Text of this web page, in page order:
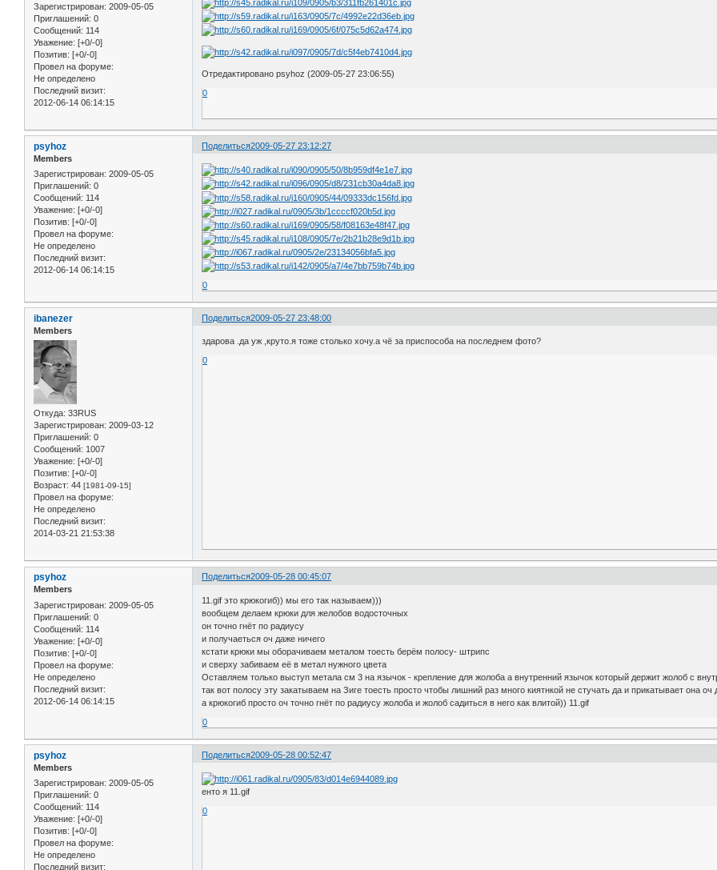
Зарегистрирован: 2009-05-05
Приглашений: 0
Сообщений: 114
Уважение: [+0/-0]
Позитив: [+0/-0]
Провел на форуме:
Не определено
Последний визит:
2012-06-14 06:14:15
Отредактировано psyhoz (2009-05-27 23:06:55)
0
Поделиться2009-05-27 23:12:27
psyhoz
Members
Зарегистрирован: 2009-05-05
Приглашений: 0
Сообщений: 114
Уважение: [+0/-0]
Позитив: [+0/-0]
Провел на форуме:
Не определено
Последний визит:
2012-06-14 06:14:15
0
Поделиться2009-05-27 23:48:00
ibanezer
Members
Откуда: 33RUS
Зарегистрирован: 2009-03-12
Приглашений: 0
Сообщений: 1007
Уважение: [+0/-0]
Позитив: [+0/-0]
Возраст: 44 [1981-09-15]
Провел на форуме:
Не определено
Последний визит:
2014-03-21 21:53:38
здарова .да уж ,круто.я тоже столько хочу.а чё за приспособа на последнем фото?
0
Поделиться2009-05-28 00:45:07
psyhoz
Members
Зарегистрирован: 2009-05-05
Приглашений: 0
Сообщений: 114
Уважение: [+0/-0]
Позитив: [+0/-0]
Провел на форуме:
Не определено
Последний визит:
2012-06-14 06:14:15
11.gif это крюкогиб)) мы его так называем)))
вообщем делаем крюки для желобов водосточных
он точно гнёт по радиусу
и получаеться оч даже ничего
кстати крюки мы оборачиваем металом тоесть берём полосу- штрипс
и сверху забиваем её в метал нужного цвета
Оставляем только выступ метала см 3 на язычок - крепление для жолоба а внутренний язычок который держит жолоб с
так вот полосу эту закатываем на Зиге тоесть просто чтобы лишний раз много киятнкой не стучать да и прикатывает она оч
а крюкогиб просто оч точно гнёт по радиусу жолоба и жолоб садиться в него как влитой)) 11.gif
0
Поделиться2009-05-28 00:52:47
psyhoz
Members
Зарегистрирован: 2009-05-05
Приглашений: 0
Сообщений: 114
Уважение: [+0/-0]
Позитив: [+0/-0]
Провел на форуме:
Не определено
Последний визит:
енто я 11.gif
0